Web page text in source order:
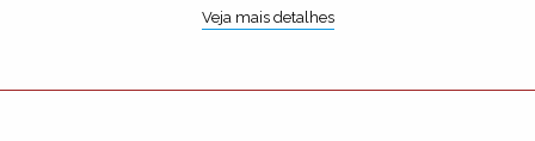
Veja mais detalhes